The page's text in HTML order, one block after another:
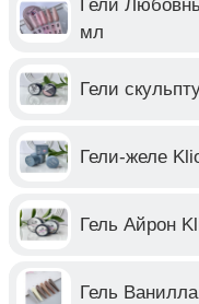
Гели
мл
Гели
Гели-желе
Гель Айрон
Гель